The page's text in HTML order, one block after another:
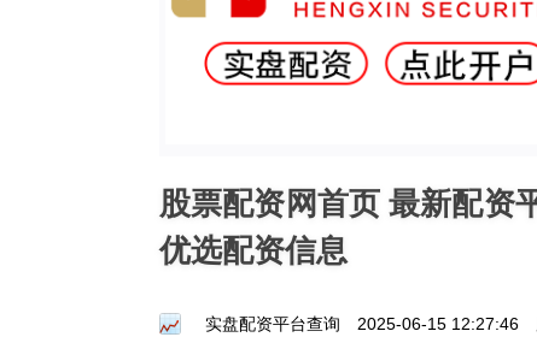
股票配资网首页 最新配资
优选配资信息
实盘配资平台查询 2025-06-15 12:27:46